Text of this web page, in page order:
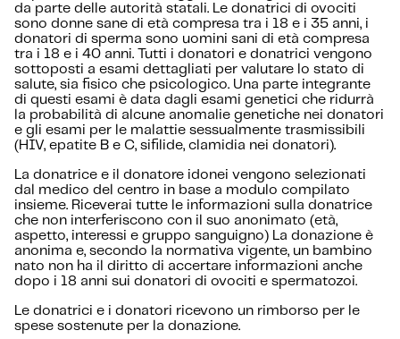
da parte delle autorità statali. Le donatrici di ovociti
sono donne sane di età compresa tra i 18 e i 35 anni, i
donatori di sperma sono uomini sani di età compresa
tra i 18 e i 40 anni. Tutti i donatori e donatrici vengono
sottoposti a esami dettagliati per valutare lo stato di
salute, sia fisico che psicologico. Una parte integrante
di questi esami è data dagli esami genetici che ridurrà
la probabilità di alcune anomalie genetiche nei donatori
e gli esami per le malattie sessualmente trasmissibili
(HIV, epatite B e C, sifilide, clamidia nei donatori).
La donatrice e il donatore idonei vengono selezionati
dal medico del centro in base a modulo compilato
insieme. Riceverai tutte le informazioni sulla donatrice
che non interferiscono con il suo anonimato (età,
aspetto, interessi e gruppo sanguigno) La donazione è
anonima e, secondo la normativa vigente, un bambino
nato non ha il diritto di accertare informazioni anche
dopo i 18 anni sui donatori di ovociti e spermatozoi.
Le donatrici e i donatori ricevono un rimborso per le
spese sostenute per la donazione.